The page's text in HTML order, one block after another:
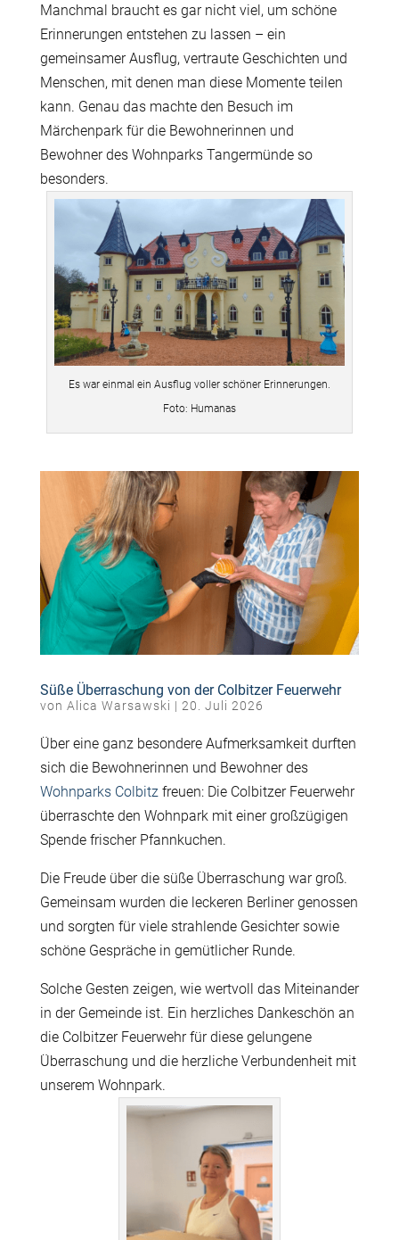
Manchmal braucht es gar nicht viel, um schöne
Erinnerungen entstehen zu lassen – ein
gemeinsamer Ausflug, vertraute Geschichten und
Menschen, mit denen man diese Momente teilen
kann. Genau das machte den Besuch im
Märchenpark für die Bewohnerinnen und
Bewohner des Wohnparks Tangermünde so
besonders.
Es war einmal ein Ausflug voller schöner Erinnerungen.
Foto: Humanas
Süße Überraschung von der Colbitzer Feuerwehr
von Alica Warsawski | 20. Juli 2026
Über eine ganz besondere Aufmerksamkeit durften
sich die Bewohnerinnen und Bewohner des
Wohnparks Colbitzfreuen: Die Colbitzer Feuerwehr
überraschte den Wohnpark mit einer großzügigen
Spende frischer Pfannkuchen.
Die Freude über die süße Überraschung war groß.
Gemeinsam wurden die leckeren Berliner genossen
und sorgten für viele strahlende Gesichter sowie
schöne Gespräche in gemütlicher Runde.
Solche Gesten zeigen, wie wertvoll das Miteinander
in der Gemeinde ist. Ein herzliches Dankeschön an
die Colbitzer Feuerwehr für diese gelungene
Überraschung und die herzliche Verbundenheit mit
unserem Wohnpark.